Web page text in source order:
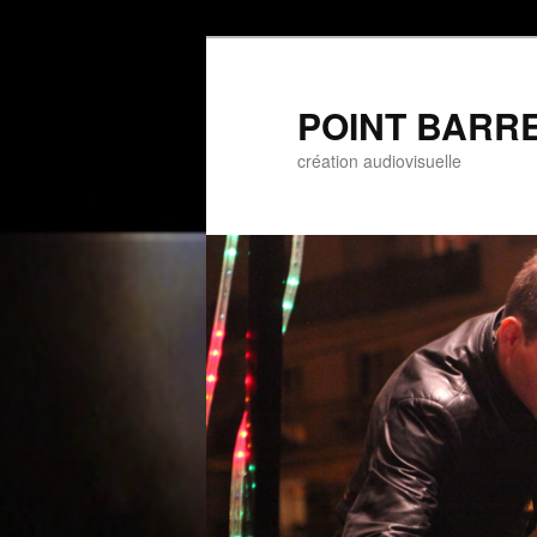
POINT
création audiovisuelle